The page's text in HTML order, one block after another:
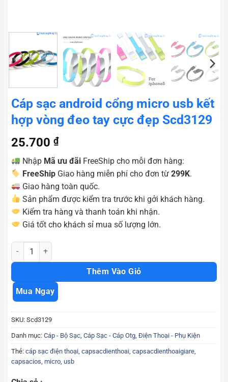
Cáp sạc android cổng micro usb kết
hợp vòng đeo tay cực đẹp Scd3129
25.700 ₫
Nhập Mã ưu đãi FreeShip cho mỗi đơn hàng:
FreeShip Giao hàng miễn phí cho đơn từ299K.
Giao hàng toàn quốc.
Sản phẩm được kiểm tra trước khi gởi khách hàng.
Kiểm tra hàng và thanh toán khi nhận.
Giá tốt cho khách sỉ mua số lượng lớn.
Cáp sạc android cổng micro usb kết hợp vòng đeo tay cực đẹp
Thêm Vào Giỏ
Mua Ngay
SKU: Scd3129
Danh mục: Cáp - Bộ Sạc, Cáp Sạc - Cáp Otg, Điện Thoại - Phụ Kiện
Thẻ: cáp sạc điện thoại, capsacdienthoai, capsacdienthoaigiare,
capsacios, micro, usb